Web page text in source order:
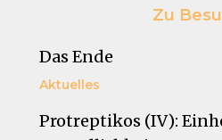
Zu
Das Ende
Aktuelles
Protreptikos (IV):